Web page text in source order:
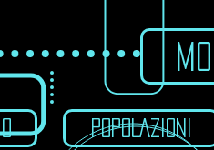
POPOLAZIONI